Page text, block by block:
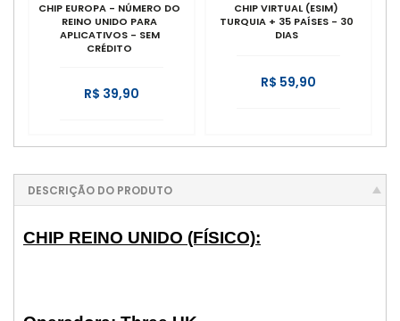
CHIP EUROPA - NÚMERO DO
REINO UNIDO PARA
APLICATIVOS - SEM
CRÉDITO
R$ 39,90
CHIP VIRTUAL (ESIM)
TURQUIA + 35 PAÍSES - 30
DIAS
R$ 59,90
DESCRIÇÃO DO PRODUTO
CHIP REINO UNIDO (FÍSICO):